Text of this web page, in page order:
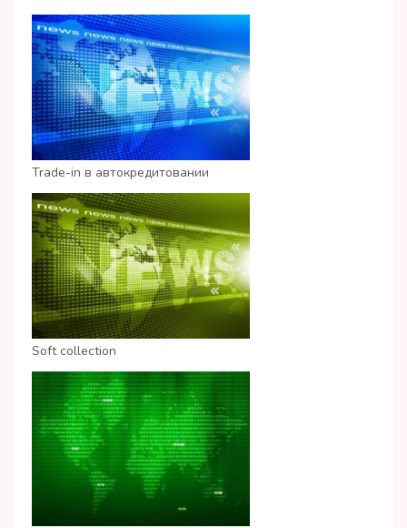
Trade-in в автокредитовании
Soft collection